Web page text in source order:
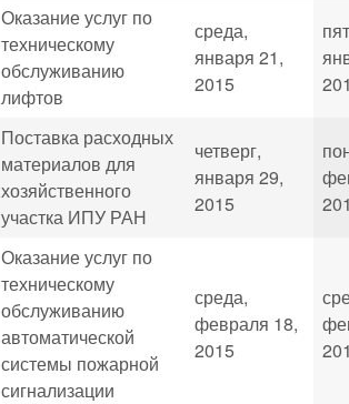
Оказание услуг по
техническому
обслуживанию
лифтов
среда,
января 21,
2015
Поставка расходных
материалов для
хозяйственного
участка ИПУ РАН
четверг,
января 29,
2015
Оказание услуг по
техническому
обслуживанию
автоматической
системы пожарной
сигнализации
среда,
февраля 18,
2015